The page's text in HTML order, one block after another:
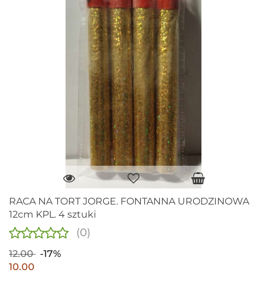
RACA NA TORT JORGE. FONTANNA URODZINOWA
12cm KPL. 4 sztuki
(0)
12.00
-17%
10.00